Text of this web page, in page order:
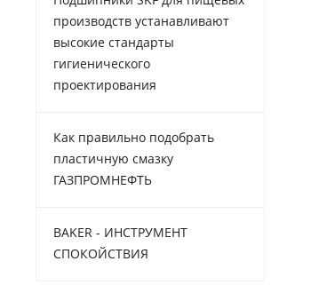
производств устанавливают
высокие стандарты
гигиенического
проектирования
Как правильно подобрать
пластичную смазку
ГАЗПРОМНЕФТЬ
BAKER - ИНСТРУМЕНТ
СПОКОЙСТВИЯ